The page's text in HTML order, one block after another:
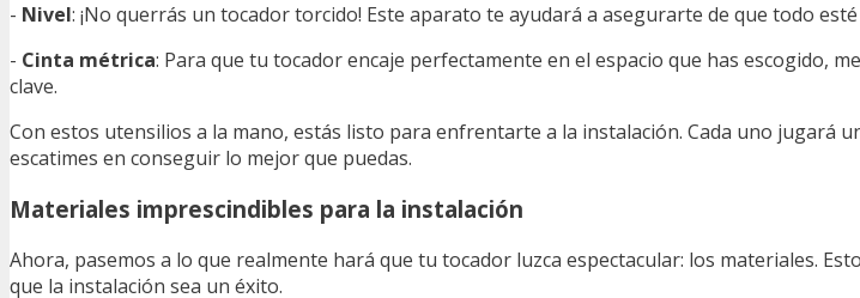
- Nivel: ¡No querrás un tocador torcido! Este aparato te ayudará a asegurarte de que todo
- Cinta métrica: Para que tu tocador encaje perfectamente en el espacio que has escogido,
clave.
Con estos utensilios a la mano, estás listo para enfrentarte a la instalación. Cada uno jugará
escatimes en conseguir lo mejor que puedas.
Materiales imprescindibles para la instalación
Ahora, pasemos a lo que realmente hará que tu tocador luzca espectacular: los materiales.
que la instalación sea un éxito.